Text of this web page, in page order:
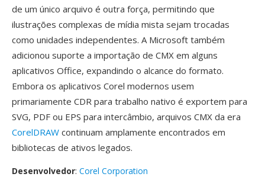
de um único arquivo é outra força, permitindo que
ilustrações complexas de mídia mista sejam trocadas
como unidades independentes. A Microsoft também
adicionou suporte a importação de CMX em alguns
aplicativos Office, expandindo o alcance do formato.
Embora os aplicativos Corel modernos usem
primariamente CDR para trabalho nativo é exportem para
SVG, PDF ou EPS para intercâmbio, arquivos CMX da era
CorelDRAW continuam amplamente encontrados em
bibliotecas de ativos legados.
Desenvolvedor: Corel Corporation